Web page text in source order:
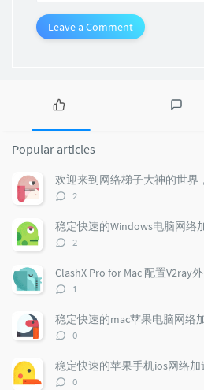
Leave a Comment
P
p
u
l
a
r
a
t
i
l
e
e
s
c
m
t
Popular articles
欢迎来到网络梯子大神的世界
评
数：
2
稳定快速的Windows电脑网络
评
数：
2
ClashX Pro for Mac 配置V2ray
评
数：
1
稳定快速的mac苹果电脑网络
评
数：
0
稳定快速的苹果手机ios网络加
评
0